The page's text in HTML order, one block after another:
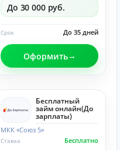
До 30 000 руб.
До 35 дней
Срок
Оформить
Бесплатный
займ онлайн(До
зарплаты)
МКК «Союз 5»
Бесплатно
Ставка